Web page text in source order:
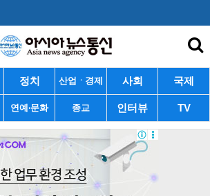
정치 산업ㆍ경제 사회 국제
연예·문화 종교 인터뷰 TV